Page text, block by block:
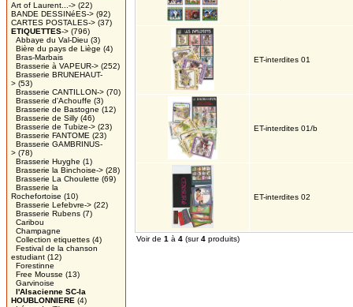
Art of Laurent...-> (22)
BANDE DESSINéES-> (92)
CARTES POSTALES-> (37)
ETIQUETTES-> (796)
Abbaye du Val-Dieu (3)
Bière du pays de Liège (4)
Bras-Marbais
Brasserie à VAPEUR-> (252)
Brasserie BRUNEHAUT-
> (53)
Brasserie CANTILLON-> (70)
Brasserie d'Achouffe (3)
Brasserie de Bastogne (12)
Brasserie de Silly (46)
Brasserie de Tubize-> (23)
Brasserie FANTOME (23)
Brasserie GAMBRINUS-
> (78)
Brasserie Huyghe (1)
Brasserie la Binchoise-> (28)
Brasserie La Choulette (69)
Brasserie la
Rochefortoise (10)
Brasserie Lefebvre-> (22)
Brasserie Rubens (7)
Caribou
Champagne
Collection etiquettes (4)
Festival de la chanson
estudiant (12)
Forestinne
Free Mousse (13)
Garvinoise
l'Alsacienne SC-la
HOUBLONNIERE (4)
ET-interdites 01
ET-interdites 01/b
ET-interdites 02
Voir de 1 à 4 (sur4 produits)